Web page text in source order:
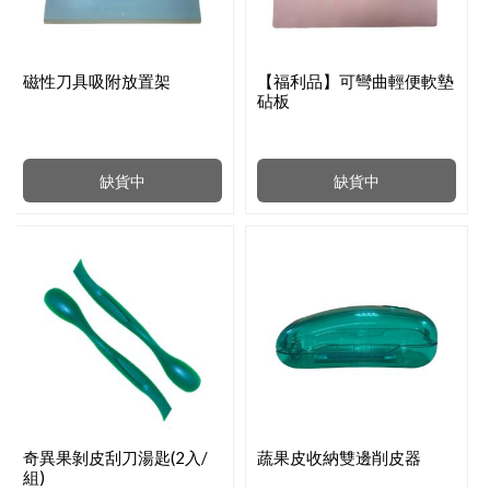
缺貨中
磁性刀具吸附放置架
缺貨中
【福利品】可彎曲輕便軟墊
砧板
奇異果剝皮刮刀湯匙(2入/
組)
蔬果皮收納雙邊削皮器